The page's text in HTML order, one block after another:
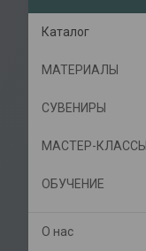
Каталог
МАТЕРИАЛЫ
СУВЕНИРЫ
МАСТЕР-КЛАССЫ
ОБУЧЕНИЕ
О нас